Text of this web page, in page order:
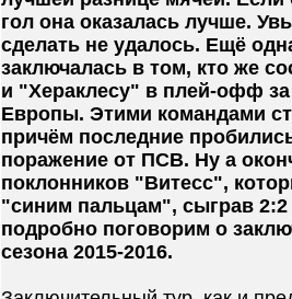
гол она оказалась лучше.
сделать не удалось. Ещё
заключалась в том, кто же
и "Хераклесу" в плей-офф
Европы. Этими командами
причём последние
поражение от ПСВ. Ну а
поклонников "Витесс",
"синим пальцам", сыграв
подробно поговорим о
сезона 2015-2016.